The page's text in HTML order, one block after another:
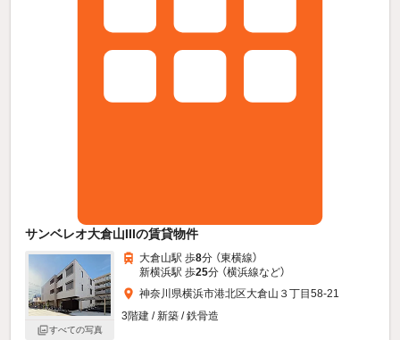
サンベレオ大倉山IIIの賃貸物件
すべての写真
大倉山駅 歩8分 （東横線）
新横浜駅 歩25分 （横浜線など）
神奈川県横浜市港北区大倉山３丁目58-21
3階建 / 新築 / 鉄骨造